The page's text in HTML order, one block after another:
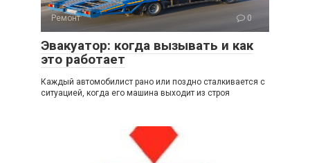
Ремонт 0
Эвакуатор: когда вызывать и как
это работает
Каждый автомобилист рано или поздно сталкивается с
ситуацией, когда его машина выходит из строя